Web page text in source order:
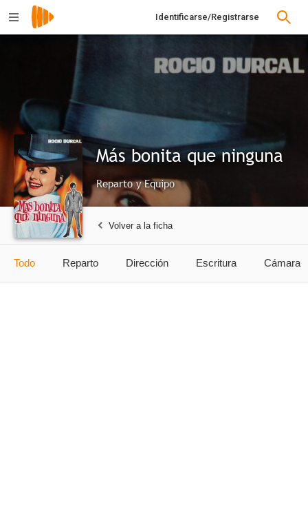
Identificarse/Registrarse
Más bonita que ninguna
Reparto y Equipo
Volver a la ficha
Todo Reparto Dirección Escritura Cámara